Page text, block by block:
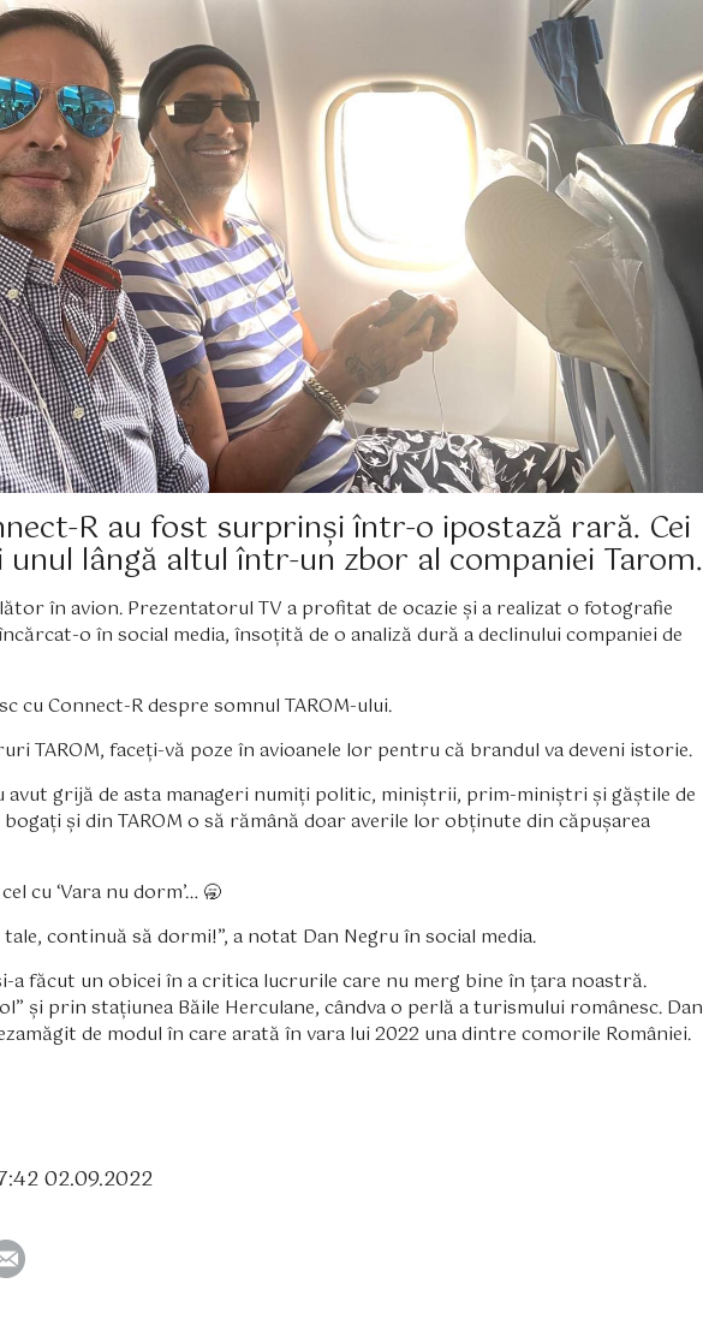
R au fost surprinși într-o ipostază rară. Cei
lângă altul într-un zbor al companiei Tarom.
în avion. Prezentatorul TV a profitat de ocazie și a realizat o fotografie
o în social media, însoțită de o analiză dură a declinului companiei de
cu Connect-R despre somnul TAROM-ului.
TAROM, faceți-vă poze în avioanele lor pentru că brandul va deveni istorie.
avut grijă de asta manageri numiți politic, miniștrii, prim-miniștri și găștile de
și din TAROM o să rămână doar averile lor obținute din căpușarea
cu ‘Vara nu dorm’… 🥱
tale, continuă să dormi!”, a notat Dan Negru în social media.
făcut un obicei în a critica lucrurile care nu merg bine în țara noastră.
și prin stațiunea Băile Herculane, cândva o perlă a turismului românesc. Dan
de modul în care arată în vara lui 2022 una dintre comorile României.
02.09.2022